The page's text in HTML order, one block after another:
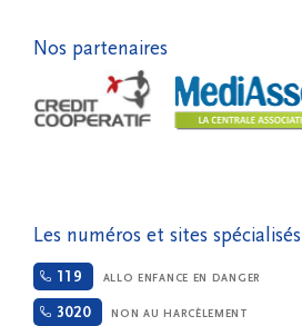
Nos partenaires
Les numéros et sites spécialisés
119 ALLO ENFANCE EN DANGER
3020 NON AU HARCÈLEMENT